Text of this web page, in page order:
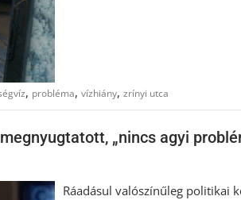
, probléma, vízhiány, zrínyi utca
„nincs agyi
Ráadásul valószínűleg politikai